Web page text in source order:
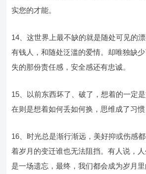
实您的才能。
14、这世界上最不缺的就是随处可见的
有钱人，和随处泛滥的爱情。却唯独缺
失的那份责任感，安全感还有忠诚。
15、以前东西坏了、破了，想着的一定
在则是想着如何丢如何换，思维成了习惯
16、时光总是渐行渐远，美好抑或伤感
着岁月的变迁谁也无法阻挡。有人说，
是一场遗忘，最终，我们都会成为岁月里